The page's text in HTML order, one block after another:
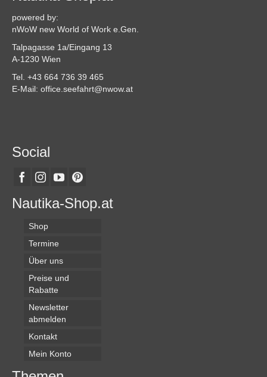
auf.
Optionen
auf
Produktseite
gewählt
powered by:
nWoW new World of Work e.Gen.
Talpagasse 1a/Eingang 13
A-1230 Wien
Tel. +43 664 736 39 465
E-Mail: office.seefahrt@nwow.at
Social
Nautika-Shop.at
Shop
Termine
Über uns
Preise und
Rabatte
Newsletter
abmelden
Kontakt
Mein Konto